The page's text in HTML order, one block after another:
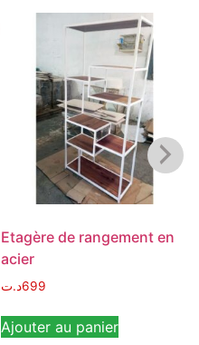
Etagère de rangement en
acier
699د.ت
Ajouter au panier